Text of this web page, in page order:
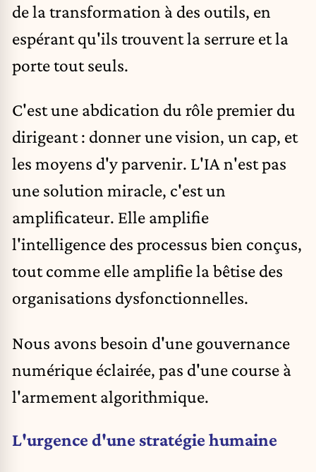
de la transformation à des outils, en
espérant qu'ils trouvent la serrure et la
porte tout seuls.
C'est une abdication du rôle premier du
dirigeant : donner une vision, un cap, et
les moyens d'y parvenir. L'IA n'est pas
une solution miracle, c'est un
amplificateur. Elle amplifie
l'intelligence des processus bien conçus,
tout comme elle amplifie la bêtise des
organisations dysfonctionnelles.
Nous avons besoin d'une gouvernance
numérique éclairée, pas d'une course à
l'armement algorithmique.
L'urgence d'une stratégie humaine